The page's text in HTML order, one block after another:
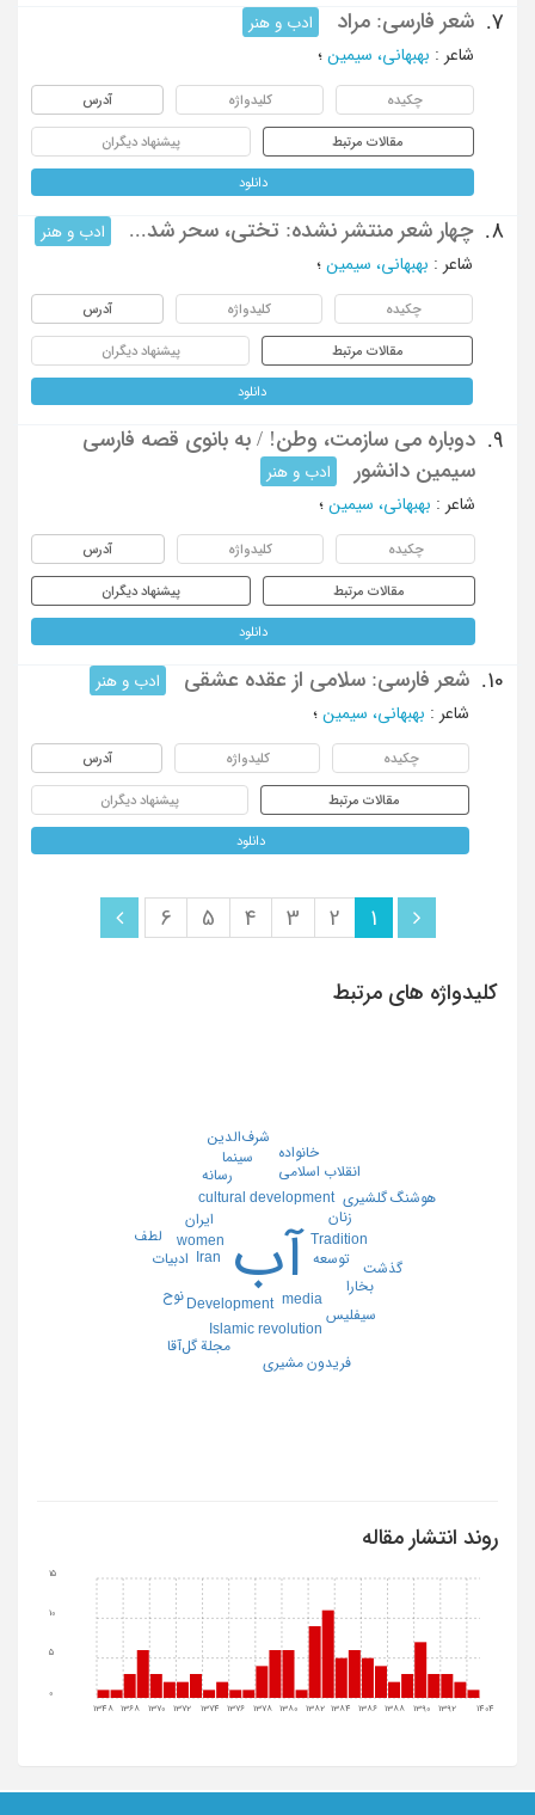
7. شعر فارسی: مراد
ادب و هنر
شاعر : بهبهانی، سیمین ؛
چکیده کلیدواژه آدرس
مقالات مرتبط پیشنهاد دیگران
دانلود
8. چهار شعر منتشر نشده: تختی، سحر شد...
ادب و هنر
شاعر : بهبهانی، سیمین ؛
چکیده کلیدواژه آدرس
مقالات مرتبط پیشنهاد دیگران
دانلود
9.
دوباره می سازمت، وطن! / به بانوی قصه فارسی
سیمین دانشور
ادب و هنر
شاعر : بهبهانی، سیمین ؛
چکیده کلیدواژه آدرس
مقالات مرتبط پیشنهاد دیگران
دانلود
10. شعر فارسی: سلامی از عقده عشقی
ادب و هنر
شاعر : بهبهانی، سیمین ؛
چکیده کلیدواژه آدرس
مقالات مرتبط پیشنهاد دیگران
دانلود
1
2
3
4
5
6
کلیدواژه های مرتبط
آب
cultural development
Development
Iran
Islamic revolution
media
Tradition
women
انقلاب اسلامی
ایران
توسعه
رسانه
زنان
سینما
ادبیات
بخارا
خانواده
سیفلیس
شرف‌الدین
فریدون مشیری
گذشت
لطف
مجلة گل‌آقا
نوح
هوشنگ گلشیری
روند انتشار مقاله
1348 1368 1370 1372 1374 1376 1378 1380 1382 1384 1386 1388 1390 1392 1404
0
5
10
15